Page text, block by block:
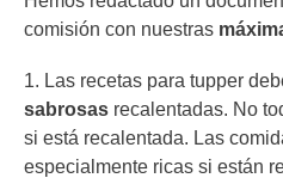
comisión con nuestras
1. Las recetas para tupper
sabrosas recalentadas. No
si está recalentada. Las
especialmente ricas si están